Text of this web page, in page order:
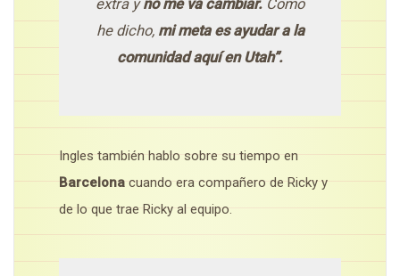
extra yno me va cambiar. Como
he dicho, mi meta es ayudar a la
comunidad aquí en Utah”.
Ingles también hablo sobre su tiempo en
Barcelona cuando era compañero de Ricky y
de lo que trae Ricky al equipo.